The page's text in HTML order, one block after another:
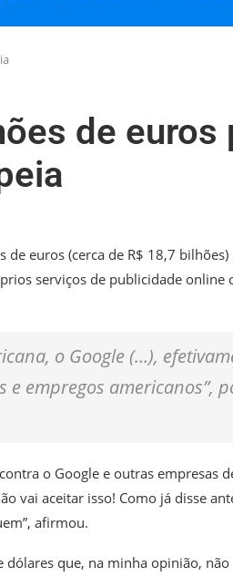
de euros
euros (cerca de R$ 18,7
serviços de publicidade online
o Google (…),
empregos americanos”,
o Google e outras empresas
vai aceitar isso! Como já disse
afirmou.
que, na minha opinião,